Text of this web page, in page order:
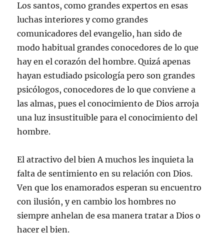
Los santos, como grandes expertos en esas
luchas interiores y como grandes
comunicadores del evangelio, han sido de
modo habitual grandes conocedores de lo que
hay en el corazón del hombre. Quizá apenas
hayan estudiado psicología pero son grandes
psicólogos, conocedores de lo que conviene a
las almas, pues el conocimiento de Dios arroja
una luz insustituible para el conocimiento del
hombre.
El atractivo del bien A muchos les inquieta la
falta de sentimiento en su relación con Dios.
Ven que los enamorados esperan su encuentro
con ilusión, y en cambio los hombres no
siempre anhelan de esa manera tratar a Dios o
hacer el bien.